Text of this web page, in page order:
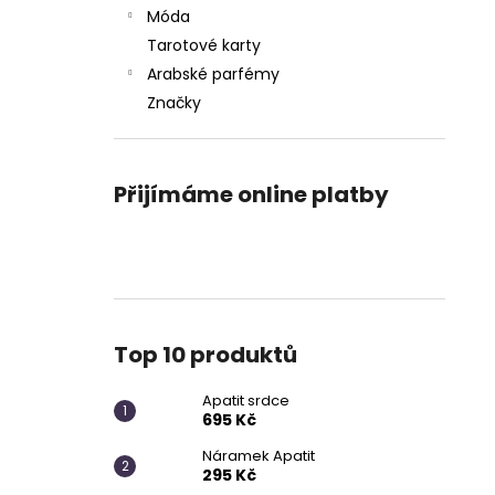
Móda
Tarotové karty
Arabské parfémy
Značky
Přijímáme online platby
Top 10 produktů
Apatit srdce
695 Kč
Náramek Apatit
295 Kč
APATIT SRDCE
695 Kč